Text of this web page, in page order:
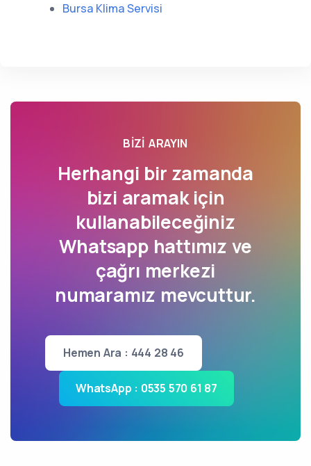
Bursa Klima Servisi
BIZI ARAYIN
Herhangi bir zamanda
bizi aramak için
kullanabileceğiniz
Whatsapp hattımız ve
çağrı merkezi
numaramız mevcuttur.
Hemen Ara : 444 28 46
WhatsApp : 0535 570 61 87